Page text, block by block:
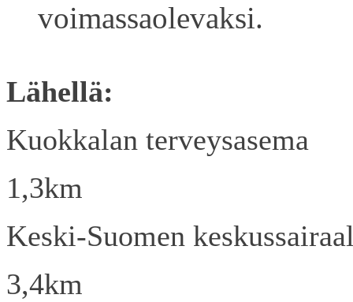
voimassaolevaksi.
Lähellä:
Kuokkalan terveysasema
1,3km
Keski-Suomen
3,4km